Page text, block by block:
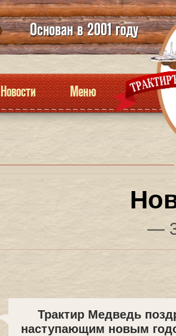
Основан в 2001 году
Новости Меню
—
Трактир Медведь
наступающим новым